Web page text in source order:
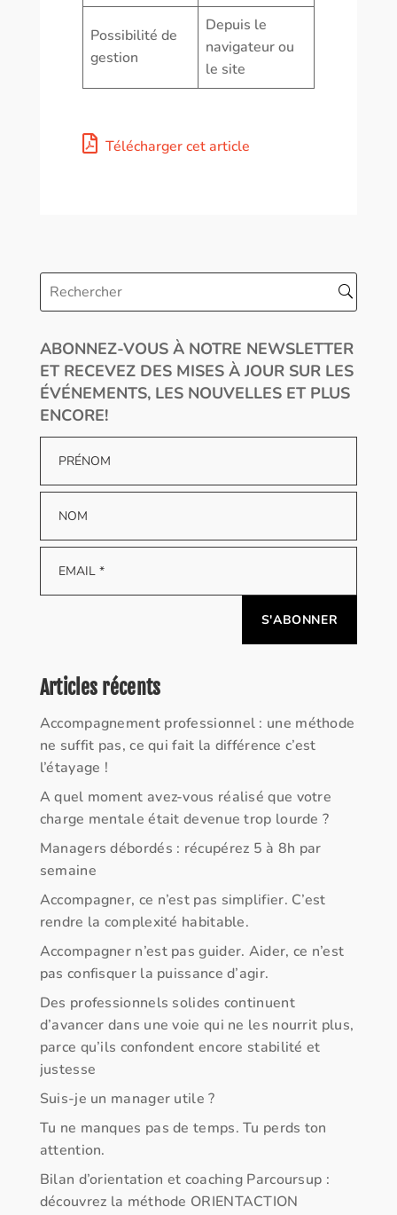
Possibilité de
gestion
Depuis le
navigateur ou
le site
Télécharger cet article
ABONNEZ-VOUS À NOTRE NEWSLETTER
ET RECEVEZ DES MISES À JOUR SUR LES
ÉVÉNEMENTS, LES NOUVELLES ET PLUS
ENCORE!
Alternative:
Articles récents
Accompagnement professionnel : une méthode
ne suffit pas, ce qui fait la différence c’est
l’étayage !
A quel moment avez-vous réalisé que votre
charge mentale était devenue trop lourde ?
Managers débordés : récupérez 5 à 8h par
semaine
Accompagner, ce n’est pas simplifier. C’est
rendre la complexité habitable.
Accompagner n’est pas guider. Aider, ce n’est
pas confisquer la puissance d’agir.
Des professionnels solides continuent
d’avancer dans une voie qui ne les nourrit plus,
parce qu’ils confondent encore stabilité et
justesse
Suis-je un manager utile ?
Tu ne manques pas de temps. Tu perds ton
attention.
Bilan d’orientation et coaching Parcoursup :
découvrez la méthode ORIENTACTION